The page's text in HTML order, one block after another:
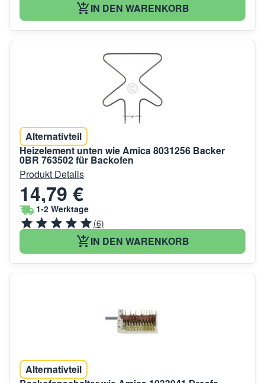
IN DEN WARENKORB
Alternativteil
Heizelement unten wie Amica 8031256 Backer
0BR 763502 für Backofen
Produkt Details
14,79 €
1-2 Werktage
(6)
IN DEN WARENKORB
Alternativteil